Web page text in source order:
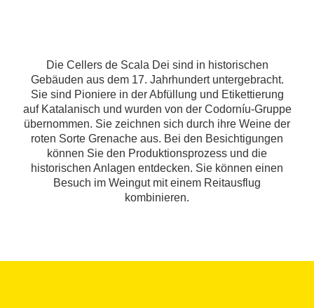
Die Cellers de Scala Dei sind in historischen
Gebäuden aus dem 17. Jahrhundert untergebracht.
Sie sind Pioniere in der Abfüllung und Etikettierung
auf Katalanisch und wurden von der Codorníu-Gruppe
übernommen. Sie zeichnen sich durch ihre Weine der
roten Sorte Grenache aus. Bei den Besichtigungen
können Sie den Produktionsprozess und die
historischen Anlagen entdecken. Sie können einen
Besuch im Weingut mit einem Reitausflug
kombinieren.